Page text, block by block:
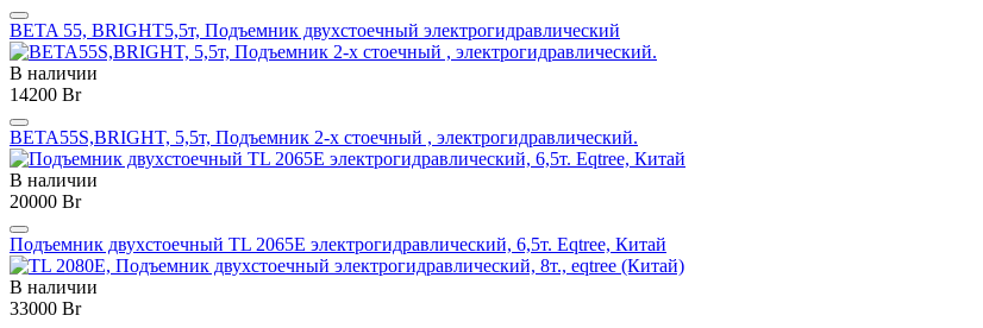
BETA 55, BRIGHT5,5т, Подъемник двухстоечный электрогидравлический
В наличии
14200 Br
BETA55S,BRIGHT, 5,5т, Подъемник 2-х стоечный , электрогидравлический.
В наличии
20000 Br
Подъемник двухстоечный TL 2065E электрогидравлический, 6,5т. Eqtree, Китай
В наличии
33000 Br